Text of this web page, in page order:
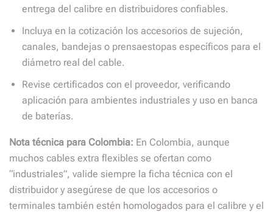
entrega del calibre en distribuidores confiables.
Incluya en la cotización los accesorios de sujeción,
canales, bandejas o prensaestopas específicos para el
diámetro real del cable.
Revise certificados con el proveedor, verificando
aplicación para ambientes industriales y uso en banca
de baterías.
Nota técnica para Colombia: En Colombia, aunque
muchos cables extra flexibles se ofertan como
“industriales”, valide siempre la ficha técnica con el
distribuidor y asegúrese de que los accesorios o
terminales también estén homologados para el calibre y el